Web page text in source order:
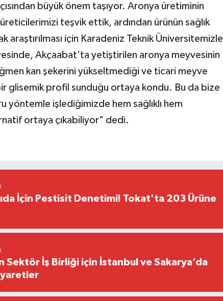
büyük önem taşıyor. Aronya üretiminin
teşvik ettik, ardından ürünün sağlık
araştırılması için Karadeniz Teknik Üniversitemizle
Akçaabat’ta yetiştirilen aronya meyvesinin
kan şekerini yükseltmediği ve ticari meyve
glisemik profil sunduğu ortaya kondu. Bu da bize
işlediğimizde hem sağlıklı hem
ortaya çıkabiliyor" dedi.
İçin Pestisit Denetimi! Tokat'ta 203 Ürüne
Sektör İş Birliği için İstanbul ve Sakarya’da